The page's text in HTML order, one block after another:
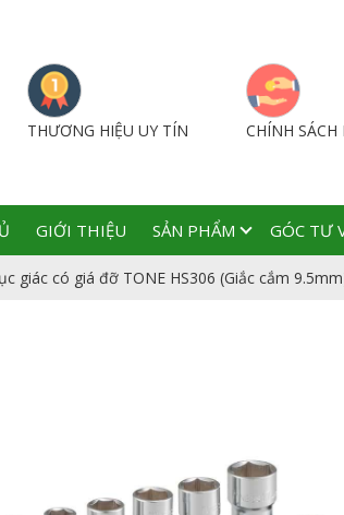
THƯƠNG HIỆU UY TÍN CHÍNH
GIỚI THIỆU SẢN PHẨM GÓC TƯ
giác có giá đỡ TONE HS306 (Giắc cắm